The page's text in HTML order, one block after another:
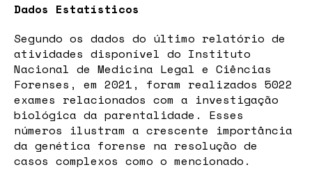
Dados Estatísticos
Segundo os dados do último relatório de
atividades disponível do Instituto
Nacional de Medicina Legal e Ciências
Forenses, em 2021, foram realizados 5022
exames relacionados com a investigação
biológica da parentalidade. Esses
números ilustram a crescente importância
da genética forense na resolução de
casos complexos como o mencionado.